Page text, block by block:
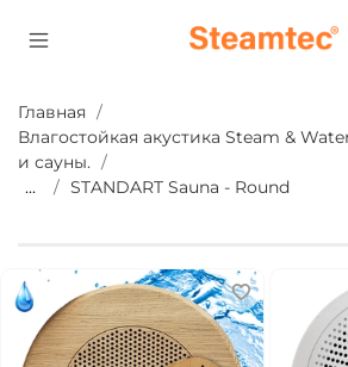
Главная
Влагостойкая акустика Steam &
и сауны.
...
STANDART Sauna - Round